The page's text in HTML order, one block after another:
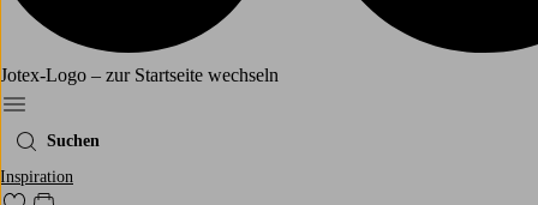
Jotex-Logo – zur Startseite wechseln
Ellos‘ Menü
Suchen
Inspiration